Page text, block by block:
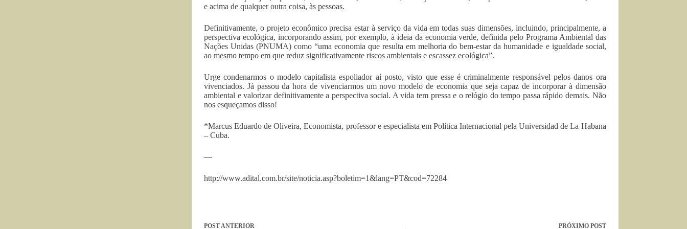
e acima de qualquer outra coisa, às pessoas.
Definitivamente, o projeto econômico precisa estar à serviço da vida em todas suas dimensões, incluindo, principalmente, a
perspectiva ecológica, incorporando assim, por exemplo, à ideia da economia verde, definida pelo Programa Ambiental das
Nações Unidas (PNUMA) como “uma economia que resulta em melhoria do bem-estar da humanidade e igualdade social,
ao mesmo tempo em que reduz significativamente riscos ambientais e escassez ecológica”.
Urge condenarmos o modelo capitalista espoliador aí posto, visto que esse é criminalmente responsável pelos danos ora
vivenciados. Já passou da hora de vivenciarmos um novo modelo de economia que seja capaz de incorporar à dimensão
ambiental e valorizar definitivamente a perspectiva social. A vida tem pressa e o relógio do tempo passa rápido demais. Não
nos esqueçamos disso!
*Marcus Eduardo de Oliveira, Economista, professor e especialista em Política Internacional pela Universidad de La Habana
– Cuba.
—
http://www.adital.com.br/site/noticia.asp?boletim=1&lang=PT&cod=72284
POSTANTERIOR PRÓXIMO POST